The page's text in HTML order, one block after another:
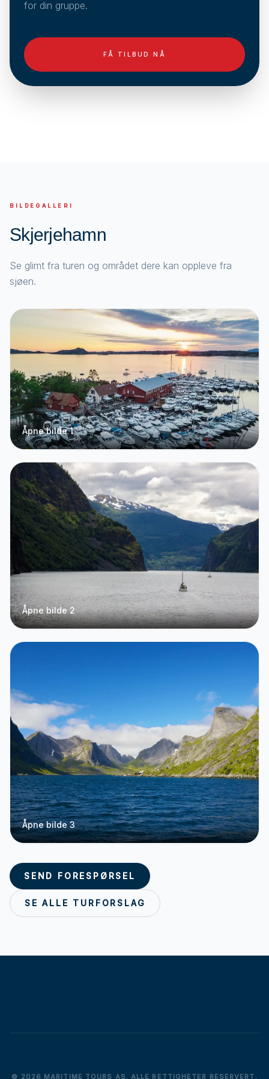
for din gruppe.
FÅ TILBUD NÅ
BILDEGALLERI
Skjerjehamn
Se glimt fra turen og området dere kan oppleve fra
sjøen.
Åpne bilde 1
Åpne bilde 2
Åpne bilde 3
SEND FORESPØRSEL
SE ALLE TURFORSLAG
© 2026 MARITIME TOURS AS. ALLE RETTIGHETER RESERVERT.